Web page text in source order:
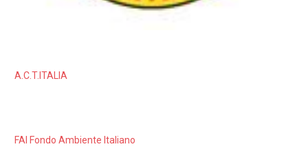
A.C.T.ITALIA
FAI Fondo Ambiente Italiano